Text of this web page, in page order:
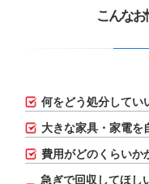
こんな
何をどう処分してい
大きな家具・家電を
費用がどのくらいか
急ぎで回収してほし